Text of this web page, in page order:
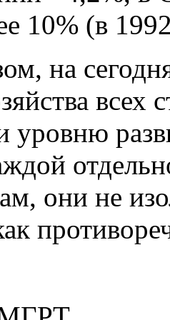
10% (в
на
уровню
они не